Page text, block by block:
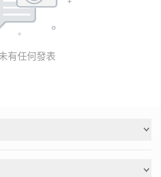
有任何發表